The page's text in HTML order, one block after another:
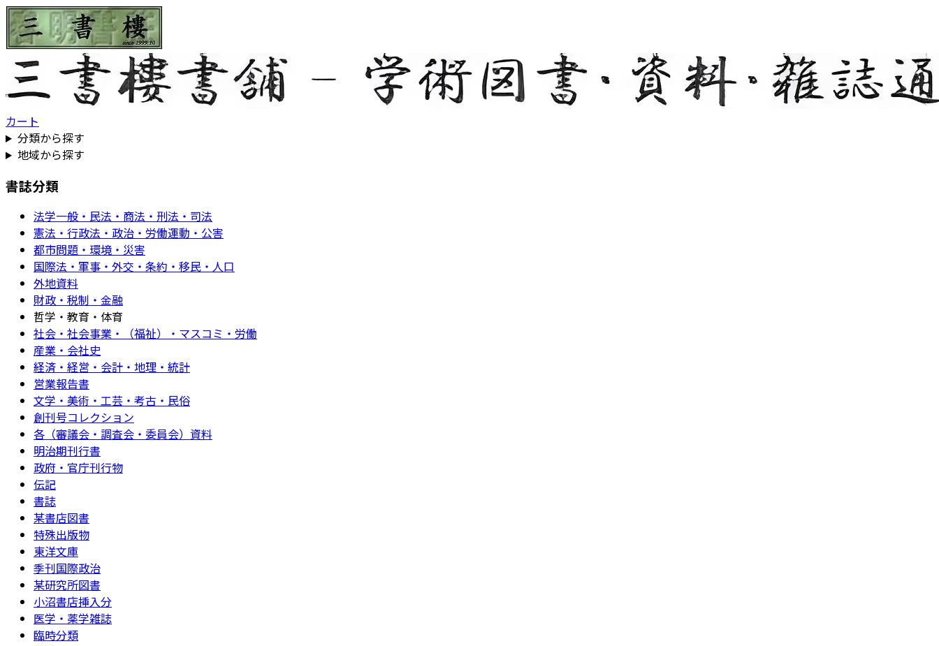
カート
分類から探す
地域から探す
書誌分類
法学一般・民法・商法・刑法・司法
憲法・行政法・政治・労働運動・公害
都市問題・環境・災害
国際法・軍事・外交・条約・移民・人口
外地資料
財政・税制・金融
哲学・教育・体育
社会・社会事業・（福祉）・マスコミ・労働
産業・会社史
経済・経営・会計・地理・統計
営業報告書
文学・美術・工芸・考古・民俗
創刊号コレクション
各（審議会・調査会・委員会）資料
明治期刊行書
政府・官庁刊行物
伝記
書誌
某書店図書
特殊出版物
東洋文庫
季刊国際政治
某研究所図書
小沼書店挿入分
医学・薬学雑誌
臨時分類